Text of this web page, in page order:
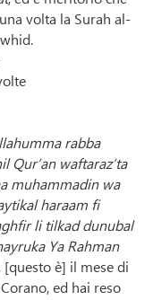
volta la Surah al-
rabba
Qur’an waftaraz’ta
muhammadin wa
haraam fi
li tilkad dunubal
Ya Rahman
[questo è] il mese di
ed hai reso